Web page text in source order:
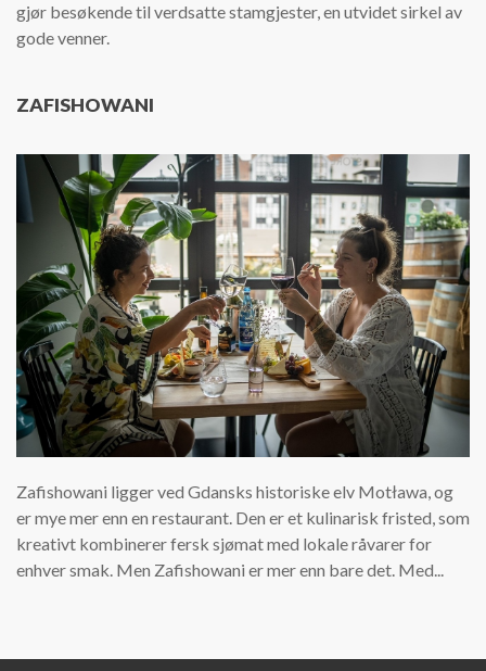
gjør besøkende til verdsatte stamgjester, en utvidet sirkel av
gode venner.
ZAFISHOWANI
Zafishowani ligger ved Gdansks historiske elv Motława, og
er mye mer enn en restaurant. Den er et kulinarisk fristed, som
kreativt kombinerer fersk sjømat med lokale råvarer for
enhver smak. Men Zafishowani er mer enn bare det. Med...